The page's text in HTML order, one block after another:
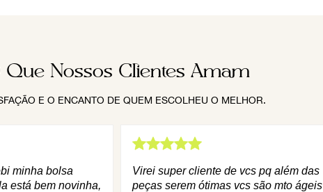
Que Nossos Clientes Amam
E O ENCANTO DE QUEM ESCOLHEU O MELHOR.
minha bolsa
está bem novinha,
Virei super cliente de vcs pq além das
peças serem ótimas vcs são mto ágeis